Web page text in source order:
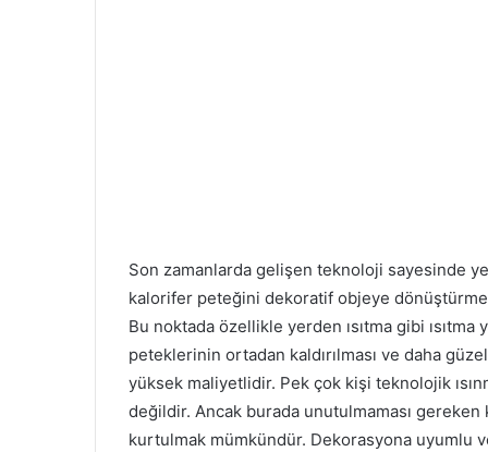
Son zamanlarda gelişen teknoloji sayesinde
kalorifer peteğini dekoratif objeye dönüştürme
Bu noktada özellikle yerden ısıtma gibi
peteklerinin ortadan kaldırılması ve daha
yüksek maliyetlidir. Pek çok kişi teknolojik
değildir. Ancak burada unutulmaması
kurtulmak mümkündür. Dekorasyona uyumlu